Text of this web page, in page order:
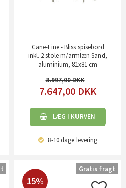
Cane-Line - Bliss spisebord
inkl. 2 stole m/armlæn Sand,
aluminium, 81x81 cm
8.997,00
7.647,00 DKK
LÆG I KURVEN
8-10 dagelevering
15%
Gratis fragt